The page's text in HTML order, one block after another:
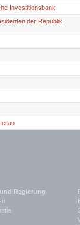
Investitionsbank
der Republik
Regierung